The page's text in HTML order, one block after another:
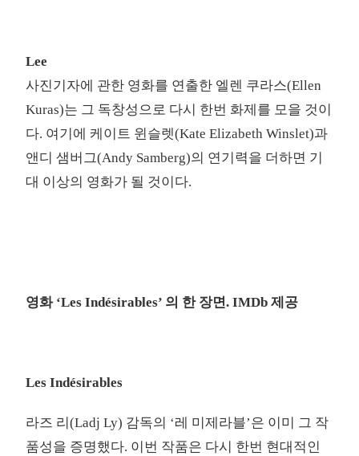
Lee
사진기자에 관한 영화를 연출한 엘렌 쿠라스(Ellen
Kuras)는 그 독창성으로 다시 한번 화제를 모을 것이
다. 여기에 케이트 윈슬렛(Kate Elizabeth Winslet)과
앤디 샘버그(Andy Samberg)의 연기력을 더하면 기
대 이상의 영화가 될 것이다.
영화 ‘Les Indésirables’ 의 한 장면. IMDb 제공
Les Indésirables
라즈 리(Ladj Ly) 감독의 ‘레 미제라블’은 이미 그 작
품성을 증명했다. 이번 작품은 다시 한번 현대적인